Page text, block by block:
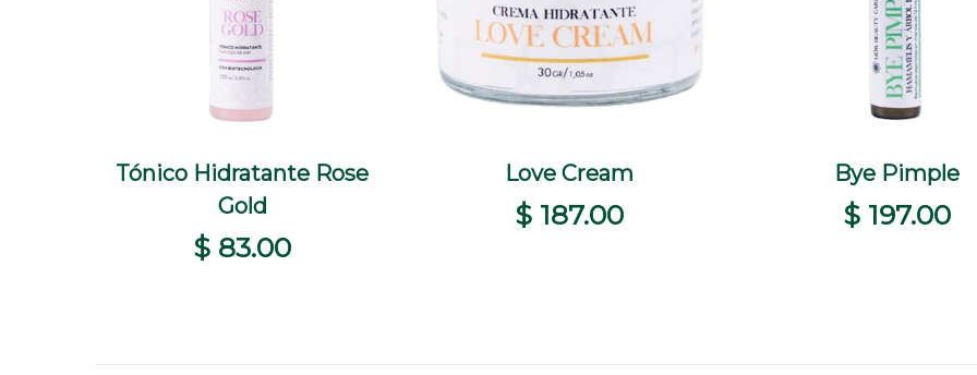
+ VISTA RÁPIDA + SELECCIONAR OPCIONES
Tónico Hidratante Rose
Gold
$ 83.00
VISTA RÁPIDA + SELECCIONAR OPCIONES
Love Cream
$ 187.00
VISTA RÁPIDA +
Bye Pimple
$ 197.00